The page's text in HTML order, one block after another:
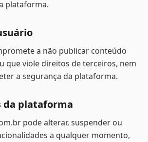
plataforma.
a não publicar conteúdo
que viole direitos de terceiros, nem
a segurança da plataforma.
da plataforma
pode alterar, suspender ou
a qualquer momento,